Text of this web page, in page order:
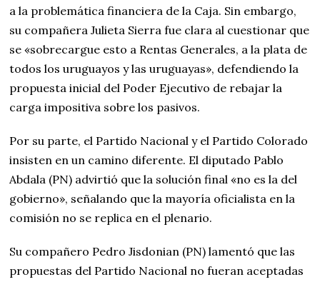
a la problemática financiera de la Caja. Sin embargo,
su compañera Julieta Sierra fue clara al cuestionar que
se «sobrecargue esto a Rentas Generales, a la plata de
todos los uruguayos y las uruguayas», defendiendo la
propuesta inicial del Poder Ejecutivo de rebajar la
carga impositiva sobre los pasivos.
Por su parte, el Partido Nacional y el Partido Colorado
insisten en un camino diferente. El diputado Pablo
Abdala (PN) advirtió que la solución final «no es la del
gobierno», señalando que la mayoría oficialista en la
comisión no se replica en el plenario.
Su compañero Pedro Jisdonian (PN) lamentó que las
propuestas del Partido Nacional no fueran aceptadas